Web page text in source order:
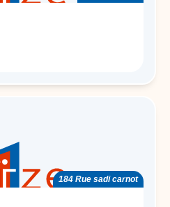
184 Rue sadi carnot